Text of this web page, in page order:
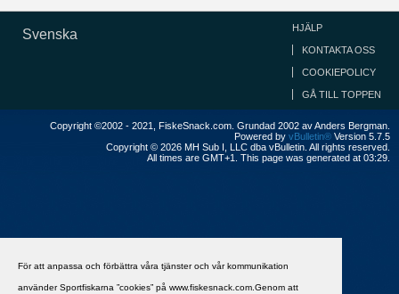
För att anpassa och förbättra våra tjänster och vår kommunikation
använder Sportfiskarna ”cookies” på www.fiskesnack.com.Genom att
Svenska HJÄLP
KONTAKTA OSS
COOKIEPOLICY
GÅ TILL TOPPEN
Copyright ©2002 - 2021, FiskeSnack.com. Grundad 2002 av Anders Bergman.
Powered by vBulletin® Version 5.7.5
Copyright © 2026 MH Sub I, LLC dba vBulletin. All rights reserved.
All times are GMT+1. This page was generated at 03:29.